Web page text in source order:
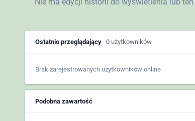
Ostatnio przeglądający 0 użytkowników
Brak zarejestrowanych użytkowników online
Podobna zawartość